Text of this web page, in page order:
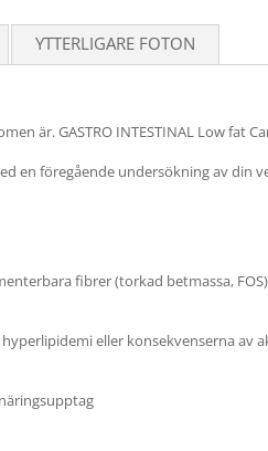
YTTERLIGARE FOTON
är. GASTRO INTESTINAL Low fat
en föregående undersökning av
fibrer (torkad betmassa,
eller konsekvenserna av